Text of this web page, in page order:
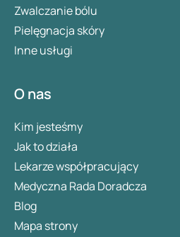
Zwalczanie bólu
Pielęgnacja skóry
Inne usługi
O nas
Kim jesteśmy
Jak to działa
Lekarze współpracujący
Medyczna Rada Doradcza
Blog
Mapa strony